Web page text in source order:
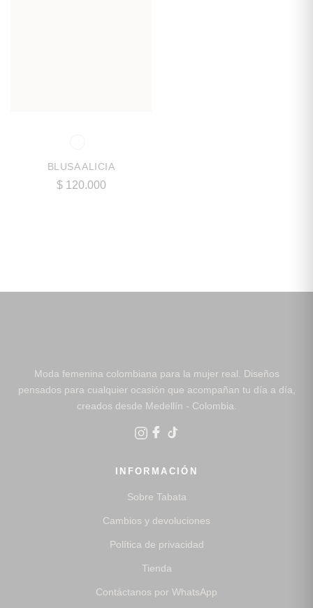
BLUSA ALICIA
$120.000
Moda femenina colombiana para la mujer real. Diseños
pensados para cualquier ocasión que acompañan tu día a día,
creados desde Medellín - Colombia.
INFORMACIÓN
Sobre Tabata
Cambios y devoluciones
Política de privacidad
Tienda
Contáctanos por WhatsApp